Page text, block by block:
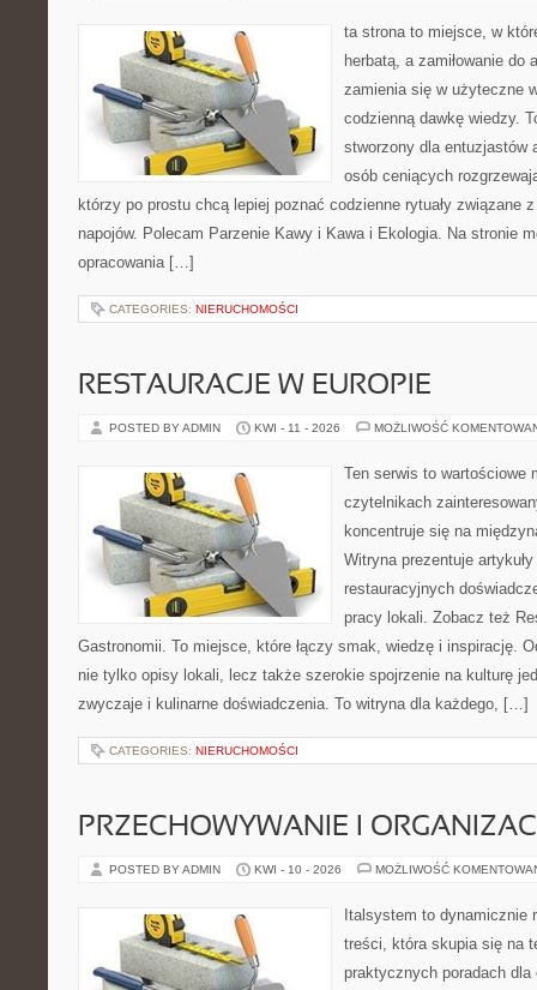
ta strona to miejsce, w
herbatą, a zamiłowanie do
zamienia się w użyteczne
codzienną dawkę wiedzy.
stworzony dla entuzjastów
osób ceniących
którzy po prostu chcą lepiej poznać codzienne rytuały związane
napojów. Polecam Parzenie Kawy i Kawa i Ekologia. Na stronie
opracowania […]
CATEGORIES: NIERUCHOMOŚCI
RESTAURACJE W EUROPIE
POSTED BY ADMIN KWI - 11 - 2026 MOŻLIWOŚĆ
Ten serwis to wartościowe
czytelnikach
koncentruje się na
Witryna prezentuje
restauracyjnych
pracy lokali. Zobacz też
Gastronomii. To miejsce, które łączy smak, wiedzę i inspirację.
nie tylko opisy lokali, lecz także szerokie spojrzenie na kulturę
zwyczaje i kulinarne doświadczenia. To witryna dla każdego, […]
CATEGORIES: NIERUCHOMOŚCI
PRZECHOWYWANIE I
POSTED BY ADMIN KWI - 10 - 2026 MOŻLIWOŚĆ
Italsystem to dynamicznie
treści, która skupia się na
praktycznych poradach